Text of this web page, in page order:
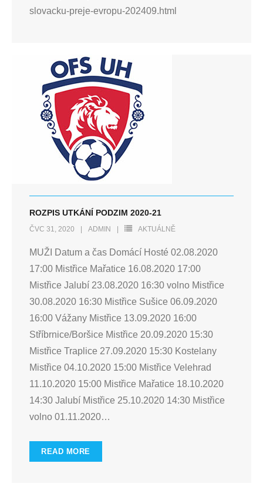
slovacku-preje-evropu-202409.html
ROZPIS UTKÁNÍ PODZIM 2020-21
ČVC 31, 2020 ADMIN AKTUÁLNĚ
MUŽI Datum a čas Domácí Hosté 02.08.2020
17:00 Mistřice Mařatice 16.08.2020 17:00
Mistřice Jalubí 23.08.2020 16:30 volno Mistřice
30.08.2020 16:30 Mistřice Sušice 06.09.2020
16:00 Vážany Mistřice 13.09.2020 16:00
Stříbrnice/Boršice Mistřice 20.09.2020 15:30
Mistřice Traplice 27.09.2020 15:30 Kostelany
Mistřice 04.10.2020 15:00 Mistřice Velehrad
11.10.2020 15:00 Mistřice Mařatice 18.10.2020
14:30 Jalubí Mistřice 25.10.2020 14:30 Mistřice
volno 01.11.2020…
READ MORE